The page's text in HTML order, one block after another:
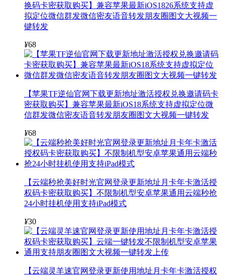
换码卡密获取购买】兼容苹果最新iOS1826系统支持虚
拟定位微信群发微信密友语音转发朋友圈图文大视频一
键转发
¥68
【苹果TF逆仙官网下载更新地址激活授权兑换邀请码卡
密获取购买】兼容苹果最新iOS18系统支持虚拟定位微
信群发微信密友语音转发朋友圈图文大视频一键转发
¥68
【云端秒抢美好时光官网登录更新地址月卡年卡激活授
权码卡密获取购买】不限制机型安卓苹果通用云端秒抢
24小时挂机使用支持iPad模式
¥30
【云端灵羊速官网登录更新使用地址月卡年卡激活授权